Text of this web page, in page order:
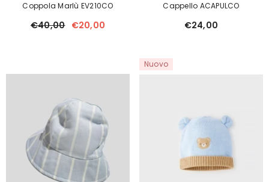
Coppola Marlù EV210CO
€40,00 €20,00
Cappello ACAPULCO
€24,00
Nuovo